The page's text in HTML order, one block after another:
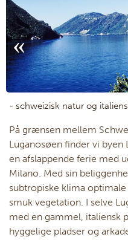
- schweizisk natur og
På grænsen mellem
Luganosøen finder vi
en afslappende ferie med
Milano. Med sin
subtropiske klima
smuk vegetation. I selve
med en gammel, italiensk
hyggelige pladser og